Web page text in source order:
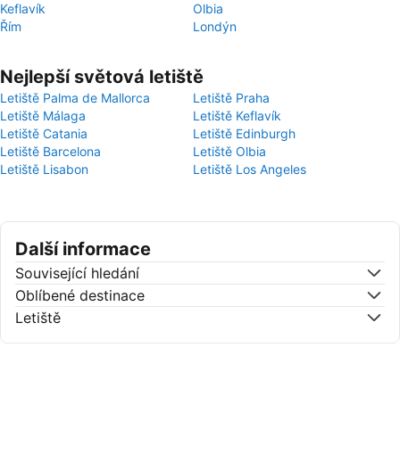
Keflavík
Olbia
Řím
Londýn
Nejlepší světová letiště
Letiště Palma de Mallorca
Letiště Praha
Letiště Málaga
Letiště Keflavík
Letiště Catania
Letiště Edinburgh
Letiště Barcelona
Letiště Olbia
Letiště Lisabon
Letiště Los Angeles
Další informace
Související hledání
Oblíbené destinace
Letiště